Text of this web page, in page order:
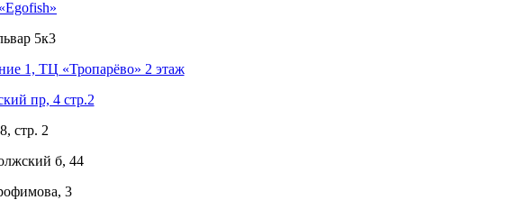
5к3
1, ТЦ «Тропарёво» 2 этаж
пр, 4 стр.2
стр. 2
б, 44
3